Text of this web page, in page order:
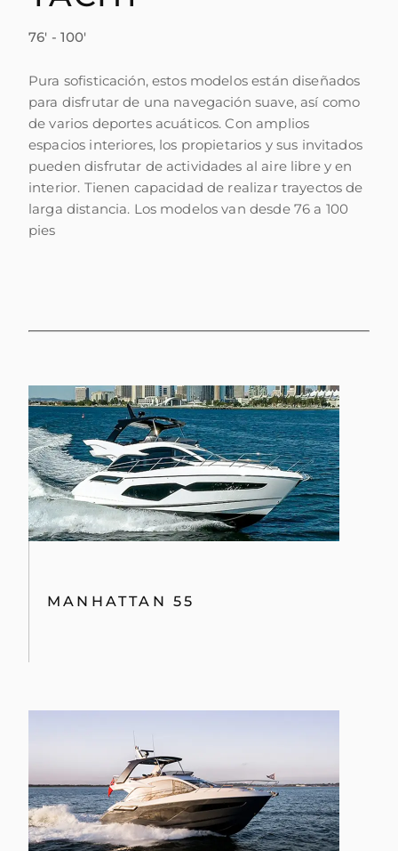
76' - 100'
Pura sofisticación, estos modelos están diseñados
para disfrutar de una navegación suave, así como
de varios deportes acuáticos. Con amplios
espacios interiores, los propietarios y sus invitados
pueden disfrutar de actividades al aire libre y en
interior. Tienen capacidad de realizar trayectos de
larga distancia. Los modelos van desde 76 a 100
pies
MANHATTAN 55